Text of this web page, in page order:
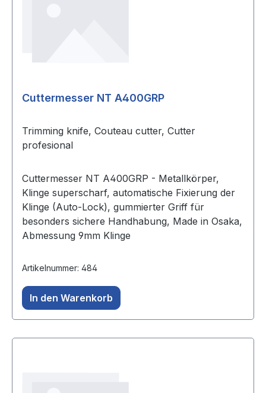
Cuttermesser NT A400GRP
Trimming knife, Couteau cutter, Cutter
profesional
Cuttermesser NT A400GRP - Metallkörper,
Klinge superscharf, automatische Fixierung der
Klinge (Auto-Lock), gummierter Griff für
besonders sichere Handhabung, Made in Osaka,
Abmessung 9mm Klinge
Artikelnummer: 484
In den Warenkorb